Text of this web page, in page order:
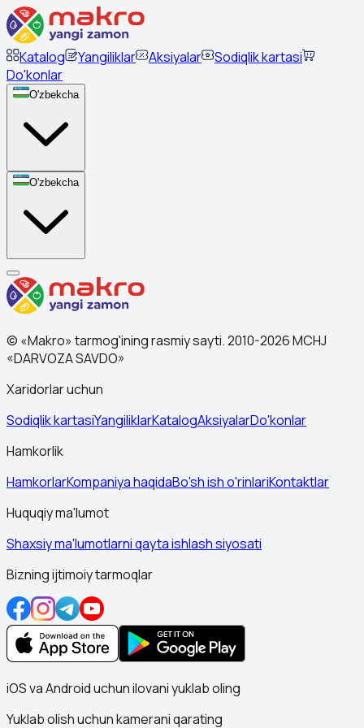
Katalog Yangiliklar Aksiyalar
Sodiqlik kartasi
Do'konlar
O'zbekcha
O'zbekcha
© «Makro» tarmog'ining rasmiy sayti. 2010-2026 MCHJ
«DARVOZA SAVDO»
Xaridorlar uchun
Sodiqlik kartasiYangiliklarKatalogAksiyalarDo'konlar
Hamkorlik
HamkorlarKompaniya haqidaBo'sh ish o'rinlariKontaktlar
Huquqiy ma'lumot
Shaxsiy ma'lumotlarni qayta ishlash siyosati
Bizning ijtimoiy tarmoqlar
iOS va Android uchun ilovani yuklab oling
Yuklab olish uchun kamerani qarating